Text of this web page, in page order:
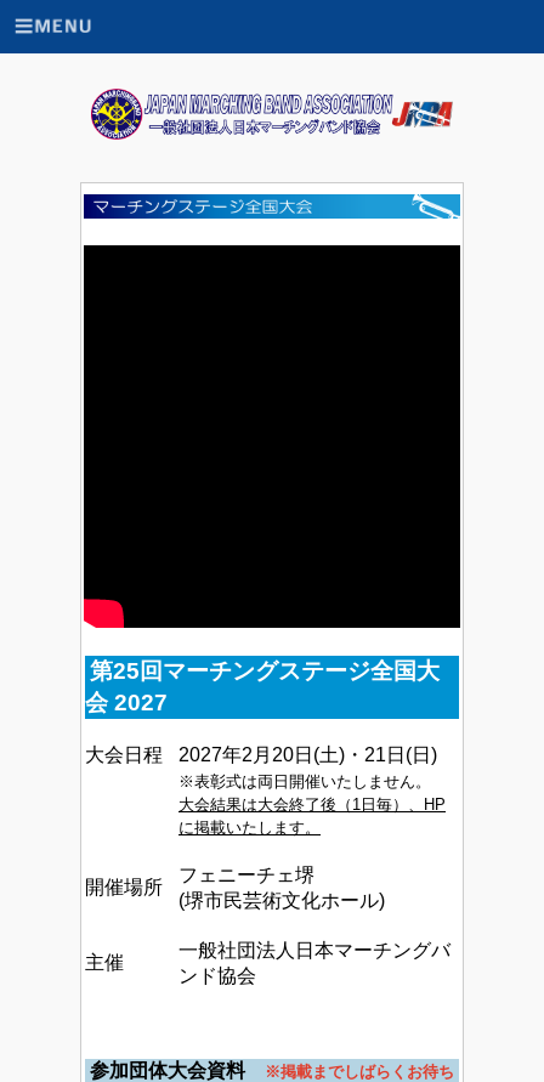
第25回マーチングステージ全国大
会 2027
大会日程 2027年2月20日(土)・21日(日)
※表彰式は両日開催いたしません。
大会結果は大会終了後（1日毎）、HP
に掲載いたします。
開催場所
フェニーチェ堺
(堺市民芸術文化ホール)
主催
一般社団法人日本マーチングバ
ンド協会
参加団体大会資料
※掲載までしばらくお待ち